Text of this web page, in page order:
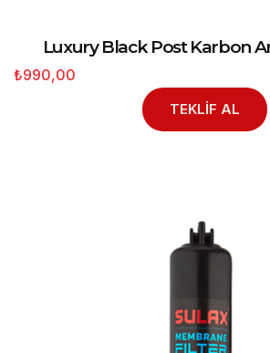
Luxury Black Post Karbon
₺990,00
TEKLİF AL